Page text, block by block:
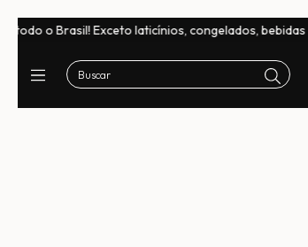
congelados, bebidas naturais e chocolates